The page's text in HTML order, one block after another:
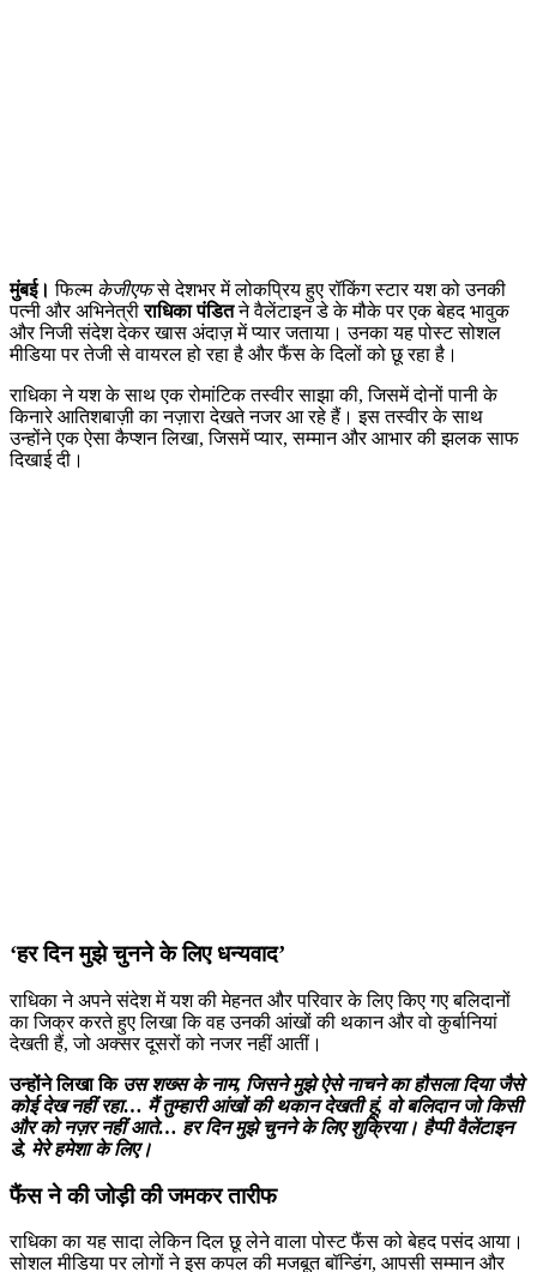
मुंबई। फिल्म केजीएफसे देशभर में लोकप्रिय हुए रॉकिंग स्टार यश को उनकी
पत्नी और अभिनेत्रीराधिका पंडितने वैलेंटाइन डे के मौके पर एक बेहद भावुक
और निजी संदेश देकर खास अंदाज़ में प्यार जताया। उनका यह पोस्ट सोशल
मीडिया पर तेजी से वायरल हो रहा है और फैंस के दिलों को छू रहा है।
राधिका ने यश के साथ एक रोमांटिक तस्वीर साझा की, जिसमें दोनों पानी के
किनारे आतिशबाज़ी का नज़ारा देखते नजर आ रहे हैं। इस तस्वीर के साथ
उन्होंने एक ऐसा कैप्शन लिखा, जिसमें प्यार, सम्मान और आभार की झलक साफ
दिखाई दी।
‘हर दिन मुझे चुनने के लिए धन्यवाद’
राधिका ने अपने संदेश में यश की मेहनत और परिवार के लिए किए गए बलिदानों
का जिक्र करते हुए लिखा कि वह उनकी आंखों की थकान और वो कुर्बानियां
देखती हैं, जो अक्सर दूसरों को नजर नहीं आतीं।
उन्होंने लिखा कि उस शख्स के नाम, जिसने मुझे ऐसे नाचने का हौसला दिया जैसे
कोई देख नहीं रहा… मैं तुम्हारी आंखों की थकान देखती हूं, वो बलिदान जो किसी
और को नज़र नहीं आते… हर दिन मुझे चुनने के लिए शुक्रिया। हैप्पी वैलेंटाइन
डे, मेरे हमेशा के लिए।
फैंस ने की जोड़ी की जमकर तारीफ
राधिका का यह सादा लेकिन दिल छू लेने वाला पोस्ट फैंस को बेहद पसंद आया।
सोशल मीडिया पर लोगों ने इस कपल की मजबूत बॉन्डिंग, आपसी सम्मान और